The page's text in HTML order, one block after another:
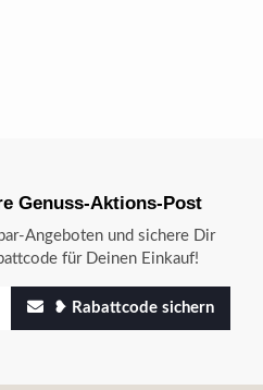
Genuss-Aktions-Post
Angeboten und sichere Dir
für Deinen Einkauf!
❥ Rabattcode sichern